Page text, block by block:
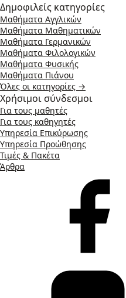
Δημοφιλείς κατηγορίες
Μαθήματα Αγγλικών
Μαθήματα Μαθηματικών
Μαθήματα Γερμανικών
Μαθήματα Φιλολογικών
Μαθήματα Φυσικής
Μαθήματα Πιάνου
Όλες οι κατηγορίες →
Χρήσιμοι σύνδεσμοι
Για τους μαθητές
Για τους καθηγητές
Υπηρεσία Επικύρωσης
Υπηρεσία Προώθησης
Τιμές & Πακέτα
Άρθρα